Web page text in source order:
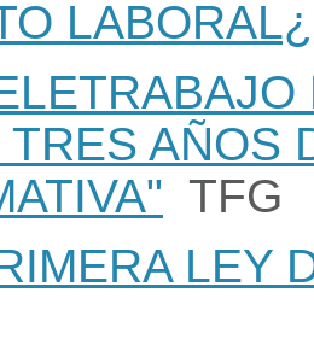
LABORAL¿
AÑOS
TFG
LEY